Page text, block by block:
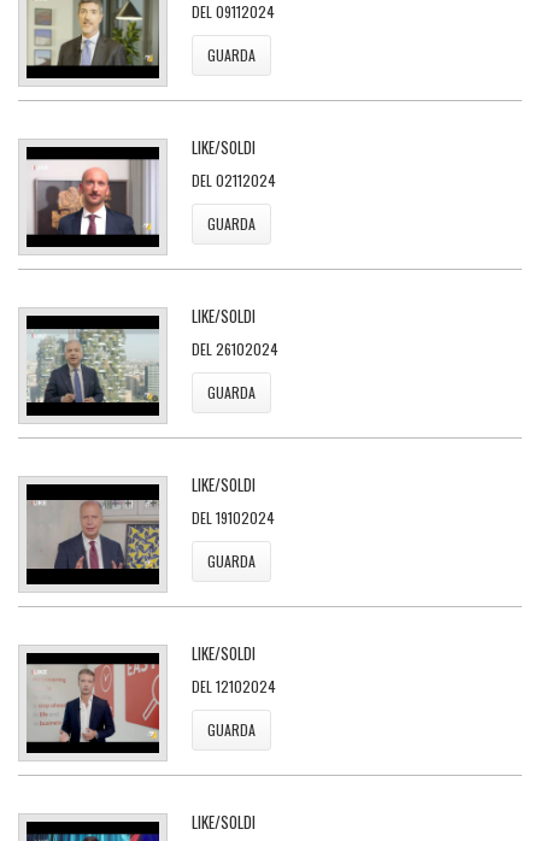
DEL 09112024
GUARDA
LIKE/SOLDI
DEL 02112024
GUARDA
LIKE/SOLDI
DEL 26102024
GUARDA
LIKE/SOLDI
DEL 19102024
GUARDA
LIKE/SOLDI
DEL 12102024
GUARDA
LIKE/SOLDI